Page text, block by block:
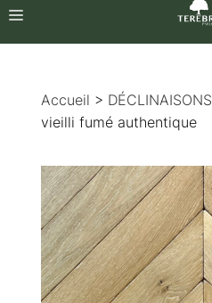
contenu
Menu
Accueil > DÉCLINAISONS
vieilli fumé authentique